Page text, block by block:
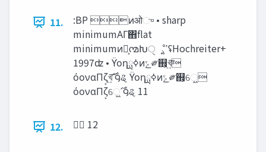
11.
:BP ͷओு • sharp
minimumΑΓ΋flat
minimumͷํ͕൚Խੑೳ͕ߴ͍ʢHochreiter+
1997ʣ • ϔοηߦྻͷ‫ݻ‬༗஋͕খ͍͞
όοναΠζ͕খ͍࣌͞ʹ౸ୡ ϔοηߦྻͷ‫ݻ‬༗஋͕େ͖͍
όοναΠζ͕େ͖͍࣌ʹ౸ୡ 11
12.